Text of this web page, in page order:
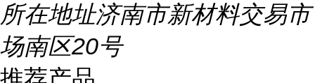
所在地址济南市新材料交易市
场南区20号